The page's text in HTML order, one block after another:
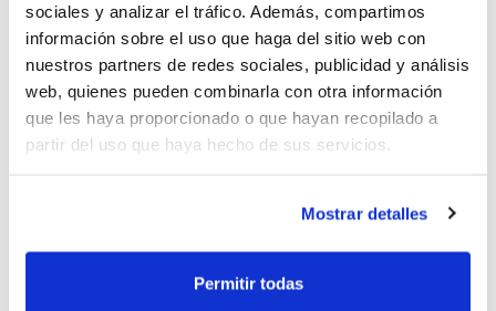
sociales y analizar el tráfico. Además, compartimos
información sobre el uso que haga del sitio web con
nuestros partners de redes sociales, publicidad y análisis
web, quienes pueden combinarla con otra información
que les haya proporcionado o que hayan recopilado a
partir del uso que haya hecho de sus servicios.
Mostrar detalles
Permitir todas
categorías de los Juegos Deportivos del Ayuntamiento
de Valencia, adaptados al número de equipos
participantes en cada una de ellas: Juvenil, Cadete,
Infantil, Alevín y Benjamín.